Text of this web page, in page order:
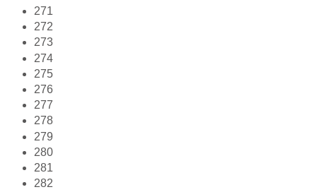
271
272
273
274
275
276
277
278
279
280
281
282